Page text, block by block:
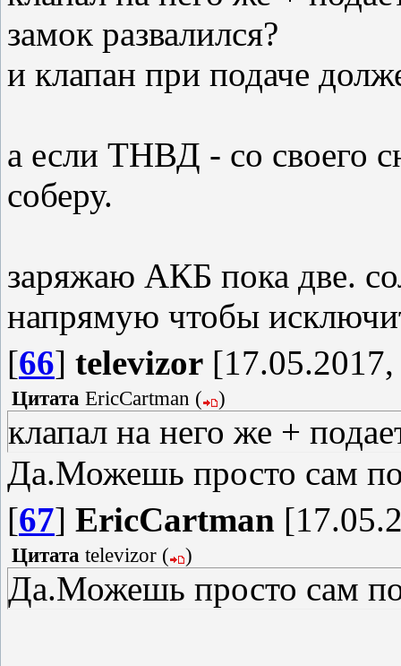
замок развалился?
и клапан при подаче
а если ТНВД - со своего
соберу.
заряжаю АКБ пока две.
напрямую чтобы
[66] televizor
Цитата EricCartman ( )
клапал на него же +
Да.Можешь просто сам
[67] EricCartman
Цитата televizor ( )
Да.Можешь просто сам